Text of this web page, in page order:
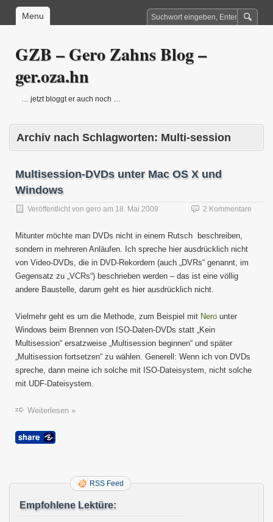
Menu
GZB – Gero Zahns Blog –
ger.oza.hn
… jetzt bloggt er auch noch …
Archiv nach Schlagworten: Multi-session
Multisession-DVDs unter Mac OS X und
Windows
Veröffentlicht von gero am 18. Mai 2009 2 Kommentare
Mitunter möchte man DVDs nicht in einem Rutsch beschreiben,
sondern in mehreren Anläufen. Ich spreche hier ausdrücklich nicht
von Video-DVDs, die in DVD-Rekordern (auch „DVRs“ genannt, im
Gegensatz zu „VCRs“) beschrieben werden – das ist eine völlig
andere Baustelle, darum geht es hier ausdrücklich nicht.
Vielmehr geht es um die Methode, zum Beispiel mit Nero unter
Windows beim Brennen von ISO-Daten-DVDs statt „Kein
Multisession“ ersatzweise „Multisession beginnen“ und später
„Multisession fortsetzen“ zu wählen. Generell: Wenn ich von DVDs
spreche, dann meine ich solche mit ISO-Dateisystem, nicht solche
mit UDF-Dateisystem.
Weiterlesen »
RSS Feed
Empfohlene Lektüre: